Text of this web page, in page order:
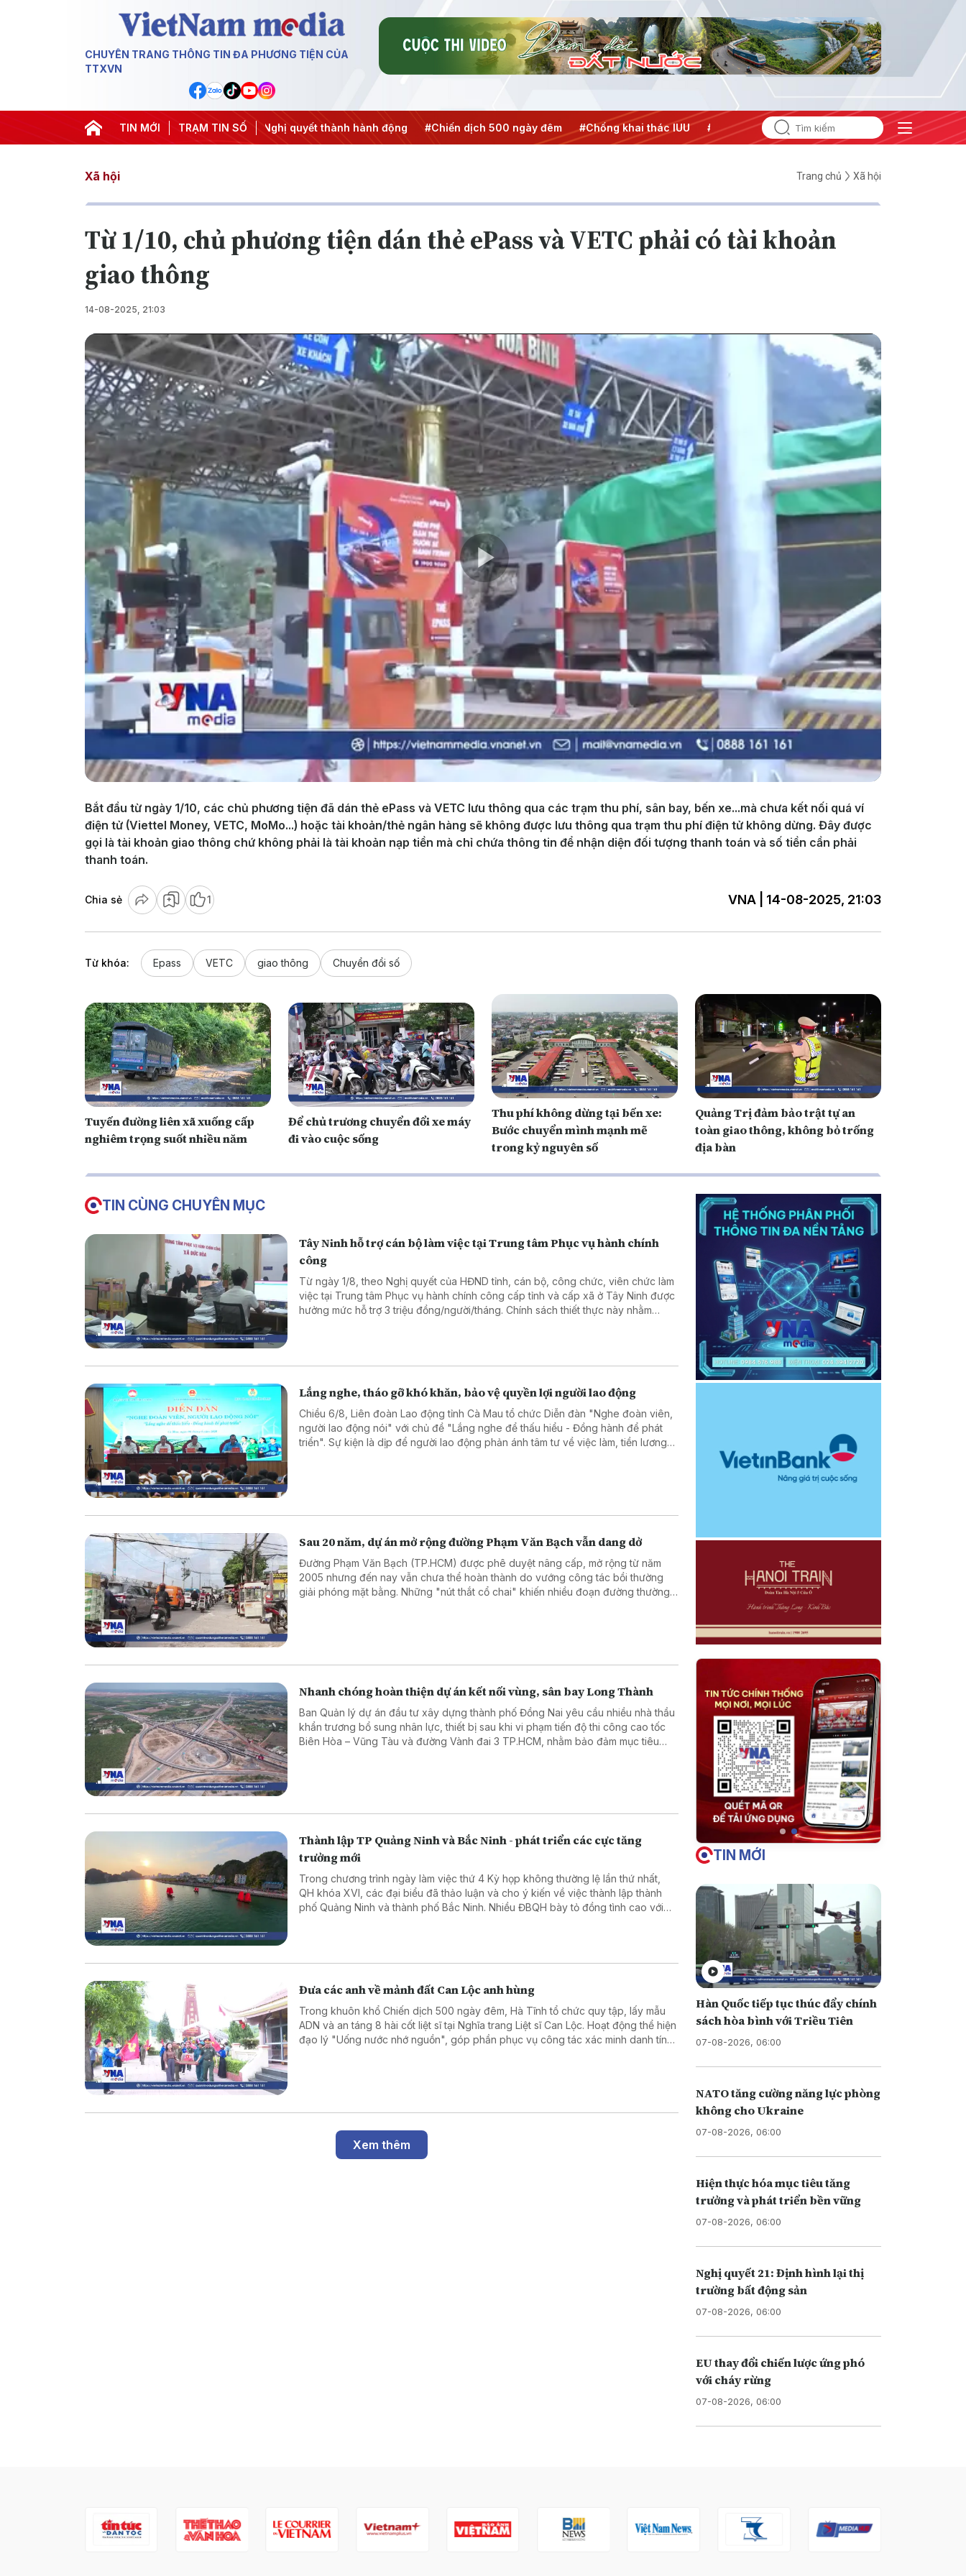
CHUYÊN TRANG THÔNG TIN ĐA PHƯƠNG TIỆN CỦA
TTXVN
TIN MỚI TRẠM TIN SỐ
nghị Trung ương 3 #Đưa Nghị quyết thành hành động #Chiến dịch 500 ngày đêm #Chống khai thác IUU #Căng thẳng Trung Đông #An ninh năng lượng #Bảo vệ nền tảng tư
Xã hội Trang chủ Xã hội
Từ 1/10, chủ phương tiện dán thẻ ePass và VETC phải có tài khoản
giao thông
14-08-2025, 21:03
Play
Video
Bắt đầu từ ngày 1/10, các chủ phương tiện đã dán thẻ ePas s và VETC lưu thông qua các trạm thu phí, sân bay, bến xe...mà chưa kết nối quá ví
điện tử (Viettel Money, VETC, MoMo...) hoặc tài khoản/thẻ ngân hàng sẽ không được lưu thông qua trạm thu phí điện tử không dừng. Đây được
gọi là tài khoản giao thông chứ không phải là tài khoản nạp tiền mà chỉ chứa thông tin để nhận diện đối tượng thanh toán và số tiền cần phải
thanh toán.
Chia sẻ 1 VNA | 14-08-2025, 21:03
Từ khóa: Epass VETC giao thông Chuyển đổi số
Tuyến đường liên xã xuống cấp
nghiêm trọng suốt nhiều năm
Để chủ trương chuyển đổi xe máy
đi vào cuộc sống
Thu phí không dừng tại bến xe:
Bước chuyển mình mạnh mẽ
trong kỷ nguyên số
Quảng Trị đảm bảo trật tự an
toàn giao thông, không bỏ trống
địa bàn
TIN CÙNG CHUYÊN MỤC
Tây Ninh hỗ trợ cán bộ làm việc tại Trung tâm Phục vụ hành chính
công
Từ ngày 1/8, theo Nghị quyết của HĐND tỉnh, cán bộ, công chức, viên chức làm
việc tại Trung tâm Phục vụ hành chính công cấp tỉnh và cấp xã ở Tây Ninh được
hưởng mức hỗ trợ 3 triệu đồng/người/tháng. Chính sách thiết thực này nhằm
Lắng nghe, tháo gỡ khó khăn, bảo vệ quyền lợi người lao động
Chiều 6/8, Liên đoàn Lao động tỉnh Cà Mau tổ chức Diễn đàn "Nghe đoàn viên,
người lao động nói" với chủ đề "Lắng nghe để thấu hiểu - Đồng hành để phát
triển". Sự kiện là dịp để người lao động phản ánh tâm tư về việc làm, tiền lương
Sau 20 năm, dự án mở rộng đường Phạm Văn Bạch vẫn dang dở
Đường Phạm Văn Bạch (TP.HCM) được phê duyệt nâng cấp, mở rộng từ năm
2005 nhưng đến nay vẫn chưa thể hoàn thành do vướng công tác bồi thường
giải phóng mặt bằng. Những "nút thắt cổ chai" khiến nhiều đoạn đường thường
Nhanh chóng hoàn thiện dự án kết nối vùng, sân bay Long Thành
Ban Quản lý dự án đầu tư xây dựng thành phố Đồng Nai yêu cầu nhiều nhà thầu
khẩn trương bổ sung nhân lực, thiết bị sau khi vi phạm tiến độ thi công cao tốc
Biên Hòa – Vũng Tàu và đường Vành đai 3 TP.HCM, nhằm bảo đảm mục tiêu
Thành lập TP Quảng Ninh và Bắc Ninh - phát triển các cực tăng
trưởng mới
Trong chương trình ngày làm việc thứ 4 Kỳ họp không thường lệ lần thứ nhất,
QH khóa XVI, các đại biểu đã thảo luận và cho ý kiến về việc thành lập thành
phố Quảng Ninh và thành phố Bắc Ninh. Nhiều ĐBQH bày tỏ đồng tình cao với
Đưa các anh về mảnh đất Can Lộc anh hùng
Trong khuôn khổ Chiến dịch 500 ngày đêm, Hà Tĩnh tổ chức quy tập, lấy mẫu
ADN và an táng 8 hài cốt liệt sĩ tại Nghĩa trang Liệt sĩ Can Lộc. Hoạt động thể hiện
đạo lý "Uống nước nhớ nguồn", góp phần phục vụ công tác xác minh danh tính
Xem thêm
TIN MỚI
Hàn Quốc tiếp tục thúc đẩy chính
sách hòa bình với Triều Tiên
07-08-2026, 06:00
NATO tăng cường năng lực phòng
không cho Ukraine
07-08-2026, 06:00
Hiện thực hóa mục tiêu tăng
trưởng và phát triển bền vững
07-08-2026, 06:00
Nghị quyết 21: Định hình lại thị
trường bất động sản
07-08-2026, 06:00
EU thay đổi chiến lược ứng phó
với cháy rừng
07-08-2026, 06:00